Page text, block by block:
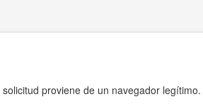
proviene de un navegador legítimo.